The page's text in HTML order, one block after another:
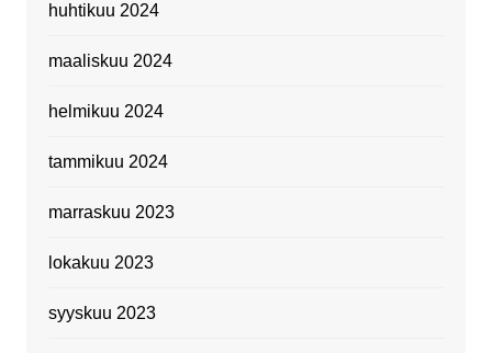
huhtikuu 2024
maaliskuu 2024
helmikuu 2024
tammikuu 2024
marraskuu 2023
lokakuu 2023
syyskuu 2023